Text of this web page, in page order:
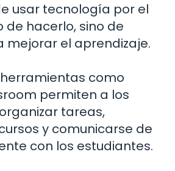
usar tecnología por el
de hacerlo, sino de
mejorar el aprendizaje.
como
permiten a los
tareas,
y comunicarse de
con los estudiantes.